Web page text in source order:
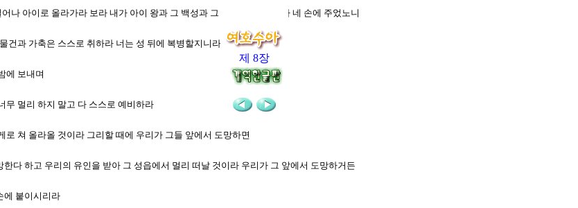
제 8장
아이로 올라가라 보라 내가 아이 왕과 그 백성과 그 성읍과 그 땅을 다 네 손에 주었노니
건과 가축은 스스로 취하라 너는 성 뒤에 복병할지니라
에 보내며
무 멀리 하지 말고 다 스스로 예비하라
쳐 올라올 것이라 그리할 때에 우리가 그들 앞에서 도망하면
다 하고 우리의 유인을 받아 그 성읍에서 멀리 떠날 것이라 우리가 그 앞에서 도망하거든
에 붙이시리라